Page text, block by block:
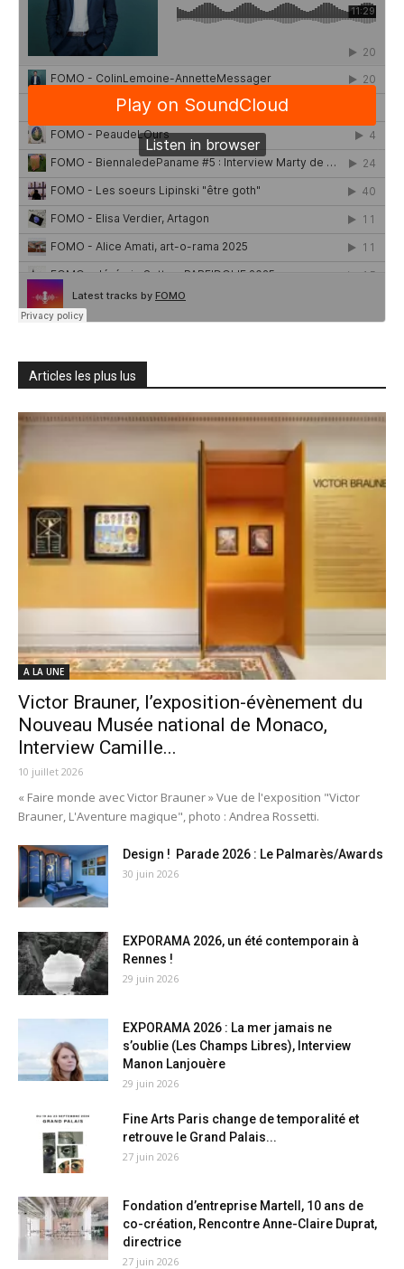
Articles les plus lus
A LA UNE
Victor Brauner, l’exposition-évènement du
Nouveau Musée national de Monaco,
Interview Camille...
10 juillet 2026
« Faire monde avec Victor Brauner » Vue de l'exposition "Victor
Brauner, L'Aventure magique", photo : Andrea Rossetti.
Design ! Parade 2026 : Le Palmarès/Awards
30 juin 2026
EXPORAMA 2026, un été contemporain à
Rennes !
29 juin 2026
EXPORAMA 2026 : La mer jamais ne
s’oublie (Les Champs Libres), Interview
Manon Lanjouère
29 juin 2026
Fine Arts Paris change de temporalité et
retrouve le Grand Palais...
27 juin 2026
Fondation d’entreprise Martell, 10 ans de
co-création, Rencontre Anne-Claire Duprat,
directrice
27 juin 2026